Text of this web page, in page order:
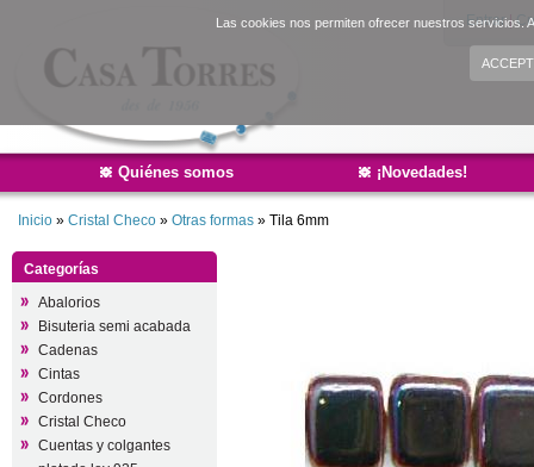
Las cookies nos permiten ofrecer nuestros servicios.
ACCEPT
Entrar|
Quiénes somos ¡Novedades!
Inicio » Cristal Checo » Otras formas » Tila 6mm
Categorías
Abalorios
Bisuteria semi acabada
Cadenas
Cintas
Cordones
Cristal Checo
Cuentas y colgantes